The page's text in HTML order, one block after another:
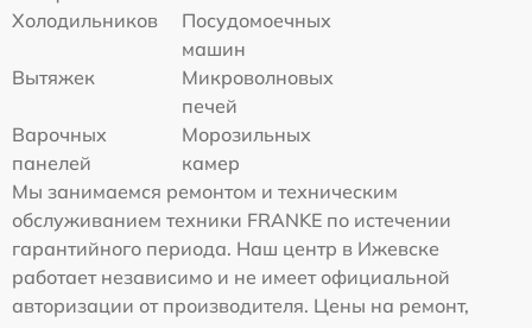
Холодильников
Посудомоечных
машин
Вытяжек
Микроволновых
печей
Варочных
панелей
Морозильных
камер
Мы занимаемся ремонтом и техническим
обслуживанием техники FRANKE по истечении
гарантийного периода. Наш центр в Ижевске
работает независимо и не имеет официальной
авторизации от производителя. Цены на ремонт,